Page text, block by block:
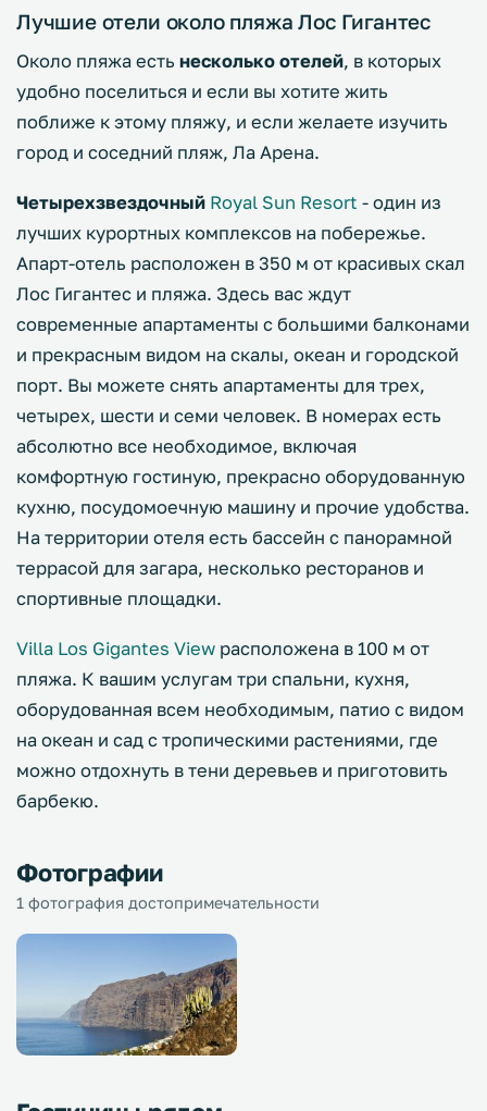
Лучшие отели около пляжа Лос Гигантес
Около пляжа есть несколько отелей, в которых
удобно поселиться и если вы хотите жить
поближе к этому пляжу, и если желаете изучить
город и соседний пляж, Ла Арена.
Четырехзвездочный Royal Sun Resort - один из
лучших курортных комплексов на побережье.
Апарт-отель расположен в 350 м от красивых скал
Лос Гигантес и пляжа. Здесь вас ждут
современные апартаменты с большими балконами
и прекрасным видом на скалы, океан и городской
порт. Вы можете снять апартаменты для трех,
четырех, шести и семи человек. В номерах есть
абсолютно все необходимое, включая
комфортную гостиную, прекрасно оборудованную
кухню, посудомоечную машину и прочие удобства.
На территории отеля есть бассейн с панорамной
террасой для загара, несколько ресторанов и
спортивные площадки.
Villa Los Gigantes View расположена в 100 м от
пляжа. К вашим услугам три спальни, кухня,
оборудованная всем необходимым, патио с видом
на океан и сад с тропическими растениями, где
можно отдохнуть в тени деревьев и приготовить
барбекю.
Фотографии
1 фотография достопримечательности